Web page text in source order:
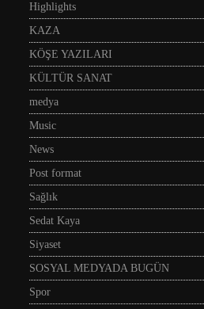
Highlights
KAZA
KÖŞE YAZILARI
KÜLTÜR SANAT
medya
Music
News
Post format
Sağlık
Sedat Kaya
Siyaset
SOSYAL MEDYADA BUGÜN
Spor